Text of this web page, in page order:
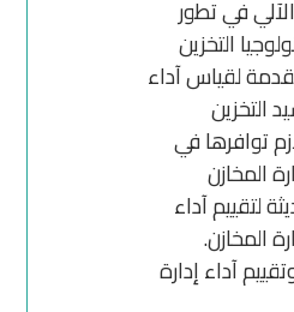
في تطور
التخزين
لقياس آداء
التخزين
توافرها في
المخازن
لتقييم آداء
المخازن.
آداء إدارة